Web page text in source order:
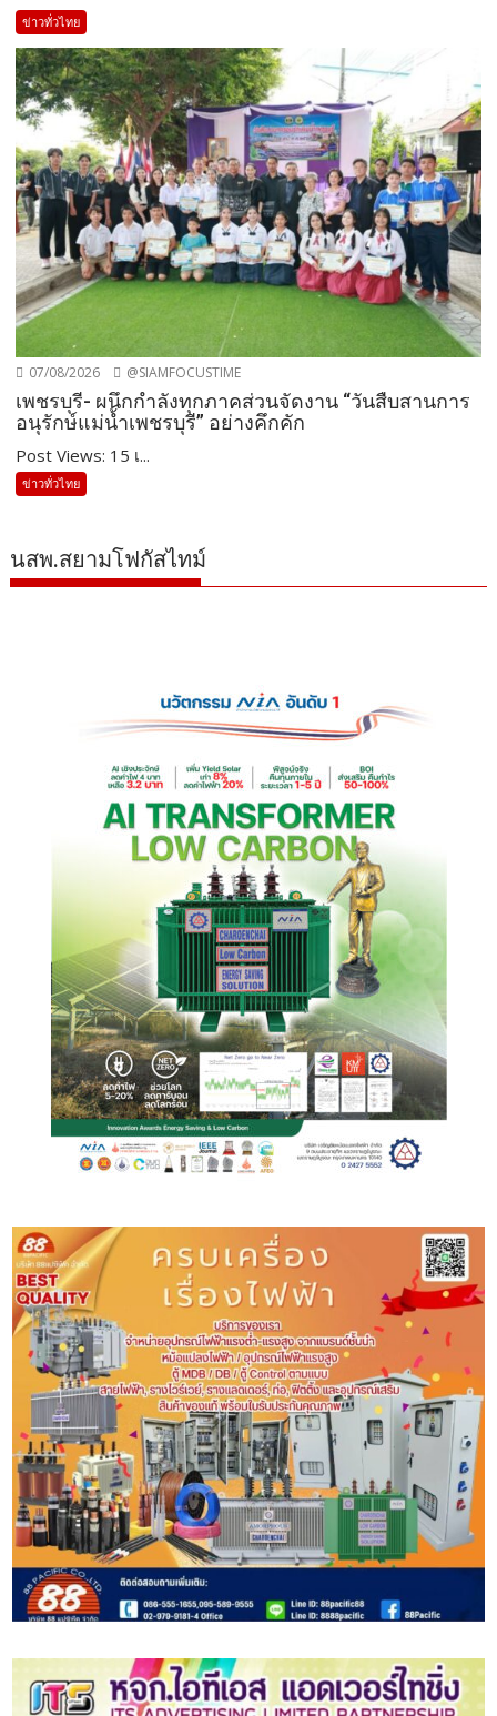
ข่าวทั่วไทย
07/08/2026 @SIAMFOCUSTIME
เพชรบุรี- ผนึกกำลังทุกภาคส่วนจัดงาน “วันสืบสานการ
อนุรักษ์แม่น้ำเพชรบุรี” อย่างคึกคัก
Post Views: 15 เ...
ข่าวทั่วไทย
นสพ.สยามโฟกัสไทม์